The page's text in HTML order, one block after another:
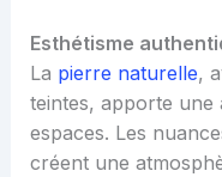
Esthétisme
La pierre naturelle,
teintes, apporte une
espaces. Les
créent une